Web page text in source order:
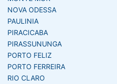
NOVA ODESSA
PAULINIA
PIRACICABA
PIRASSUNUNGA
PORTO FELIZ
PORTO FERREIRA
RIO CLARO